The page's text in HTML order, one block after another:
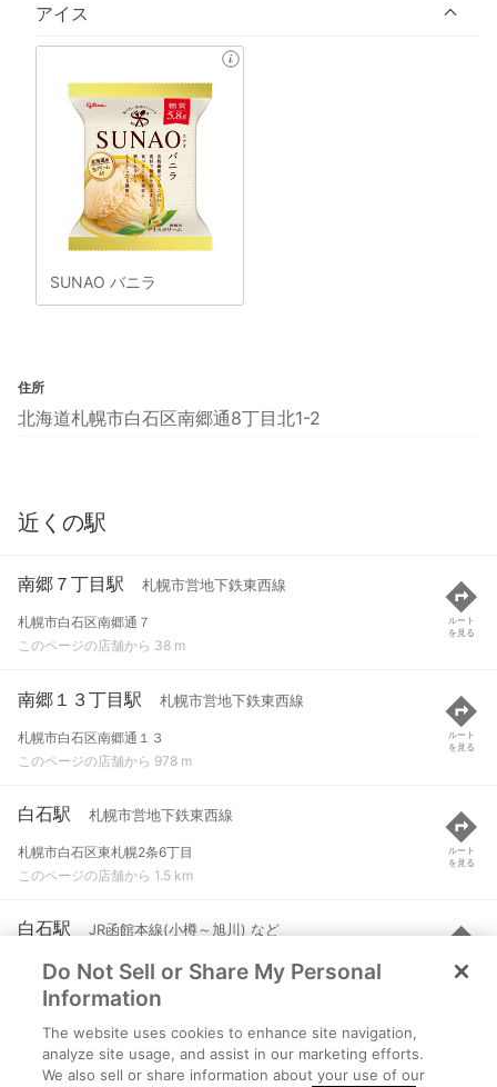
アイス
SUNAO バニラ
住所
北海道札幌市白石区南郷通8丁目北1-2
近くの駅
南郷７丁目駅 札幌市営地下鉄東西線
札幌市白石区南郷通７
このページの店舗から 38 m
ルート
を見る
南郷１３丁目駅 札幌市営地下鉄東西線
札幌市白石区南郷通１３
このページの店舗から 978 m
ルート
を見る
白石駅 札幌市営地下鉄東西線
札幌市白石区東札幌2条6丁目
このページの店舗から 1.5 km
ルート
を見る
白石駅 JR函館本線(小樽～旭川) など
札幌市白石区平和通3丁目北6
このページの店舗から 1.6 km
ルート
を見る
月寒中央駅 札幌市営地下鉄東豊線
札幌市豊平区月寒中央通７
Do Not Sell or Share My Personal
Information
The website uses cookies to enhance site navigation,
analyze site usage, and assist in our marketing efforts.
We also sell or share information about your use of our